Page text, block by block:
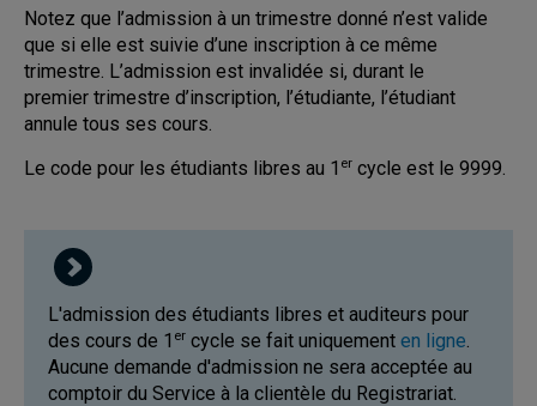
Notez que l’admission à un trimestre donné n’est valide
que si elle est suivie d’une inscription à ce même
trimestre. L’admission est invalidée si, durant le
premier trimestre d’inscription, l’étudiante, l’étudiant
annule tous ses cours.
Le code pour les étudiants libres au 1 er cycle est le 9999.
L'admission des étudiants libres et auditeurs pour
des cours de 1 er cycle se fait uniquement en ligne.
Aucune demande d'admission ne sera acceptée au
comptoir du Service à la clientèle du Registrariat.